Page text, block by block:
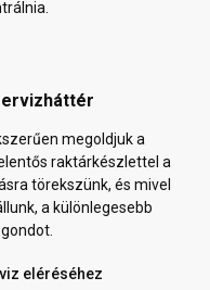
megoldjuk a
raktárkészlettel a
törekszünk, és mivel
a különlegesebb
eléréséhez